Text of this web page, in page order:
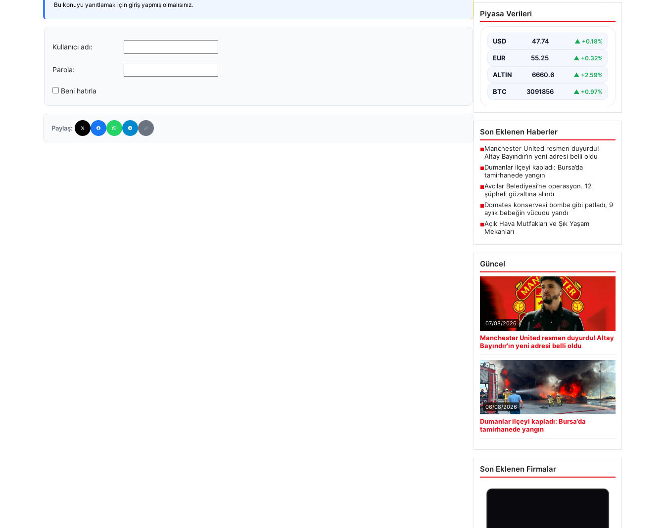
Bu konuyu yanıtlamak için giriş yapmış olmalısınız.
Kullanıcı adı:
Parola:
Beni hatırla
Paylaş:
Avcılar Belediyesi’ne
operasyon. 12 şüpheli
Piyasa Verileri
USD 47.74 ▲ +0.18%
EUR 55.25 ▲ +0.32%
ALTIN 6660.6 ▲ +2.59%
BTC 3091856 ▲ +0.97%
Son Eklenen Haberler
■Manchester United resmen duyurdu!
Altay Bayındır’ın yeni adresi belli oldu
■Dumanlar ilçeyi kapladı: Bursa’da
tamirhanede yangın
■Avcılar Belediyesi’ne operasyon. 12
şüpheli gözaltına alındı
■Domates konservesi bomba gibi patladı, 9
aylık bebeğin vücudu yandı
■Açık Hava Mutfakları ve Şık Yaşam
Mekanları
Güncel
07/08/2026
Manchester United resmen duyurdu! Altay
Bayındır’ın yeni adresi belli oldu
06/08/2026
Dumanlar ilçeyi kapladı: Bursa’da
tamirhanede yangın
Son Eklenen Firmalar